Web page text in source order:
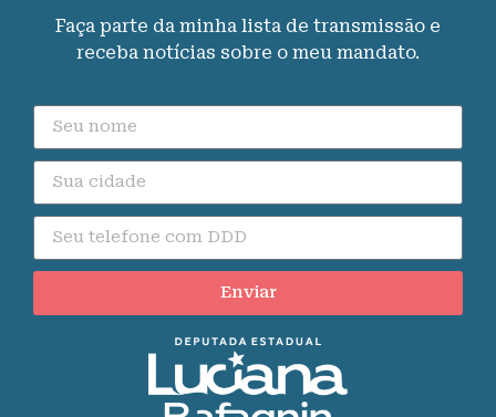
Faça parte da minha lista de transmissão e
receba notícias sobre o meu mandato.
Enviar